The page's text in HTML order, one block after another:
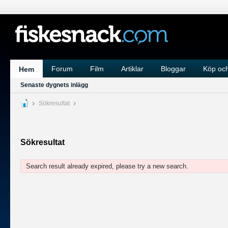
Hem Forum Film Artiklar Bloggar Köp
Senaste dygnets inlägg
Sökresultat
Sökresultat
Search result already expired, please try a new search.